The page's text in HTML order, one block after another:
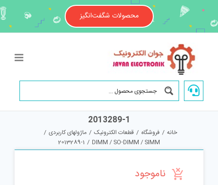
content
محصولات شگفت‌انگیز
2013289-1
خانه / فروشگاه / قطعات الکترونیک / ماژولهای کاربردی /
DIMM / SO-DIMM / SIMM
/
2013289-1
ناموجود